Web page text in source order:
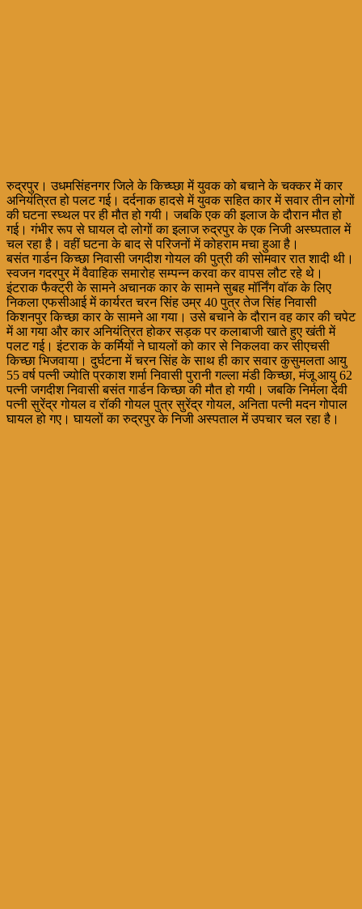
रुद्रपुर। उधमसिंहनगर जिले के किच्घ्छा में युवक को बचाने के चक्कर में कार
अनियंत्रित हो पलट गई। दर्दनाक हादसे में युवक सहित कार में सवार तीन लोगों
की घटना स्घ्थल पर ही मौत हो गयी। जबकि एक की इलाज के दौरान मौत हो
गई। गंभीर रूप से घायल दो लोगों का इलाज रुद्रपुर के एक निजी अस्घ्पताल में
चल रहा है। वहीं घटना के बाद से परिजनों में कोहराम मचा हुआ है।
बसंत गार्डन किच्छा निवासी जगदीश गोयल की पुत्री की सोमवार रात शादी थी।
स्वजन गदरपुर में वैवाहिक समारोह सम्पन्न करवा कर वापस लौट रहे थे।
इंटराक फैक्ट्री के सामने अचानक कार के सामने सुबह मॉर्निंग वॉक के लिए
निकला एफसीआई में कार्यरत चरन सिंह उम्र 40 पुत्र तेज सिंह निवासी
किशनपुर किच्छा कार के सामने आ गया। उसे बचाने के दौरान वह कार की चपेट
में आ गया और कार अनियंत्रित होकर सड़क पर कलाबाजी खाते हुए खंती में
पलट गई। इंटराक के कर्मियों ने घायलों को कार से निकलवा कर सीएचसी
किच्छा भिजवाया। दुर्घटना में चरन सिंह के साथ ही कार सवार कुसुमलता आयु
55 वर्ष पत्नी ज्योति प्रकाश शर्मा निवासी पुरानी गल्ला मंडी किच्छा, मंजू आयु 62
पत्नी जगदीश निवासी बसंत गार्डन किच्छा की मौत हो गयी। जबकि निर्मला देवी
पत्नी सुरेंद्र गोयल व रॉकी गोयल पुत्र सुरेंद्र गोयल, अनिता पत्नी मदन गोपाल
घायल हो गए। घायलों का रुद्रपुर के निजी अस्पताल में उपचार चल रहा है।